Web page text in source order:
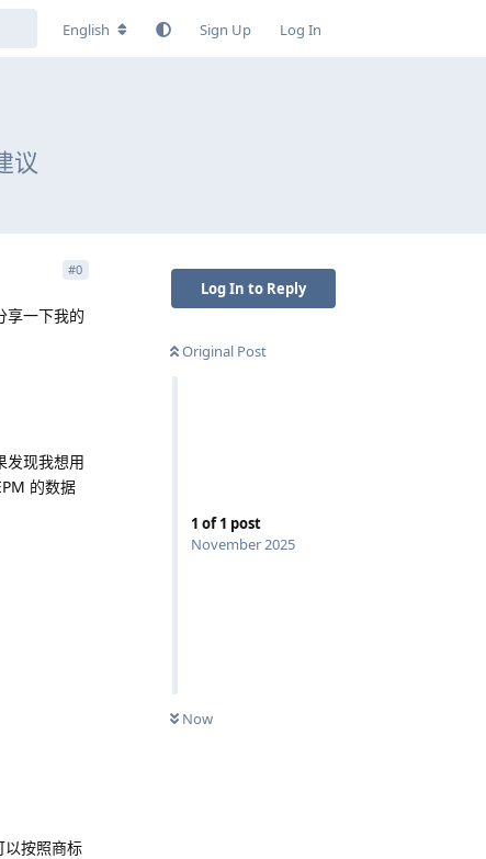
English Sign Up Log In
议
Log In to Reply
Original Post
1 of1 post
November 2025
Now
#0
享一下我的
发现我想用
的数据
以按照商标